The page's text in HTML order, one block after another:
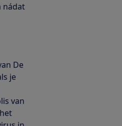
nádat
De
je
van